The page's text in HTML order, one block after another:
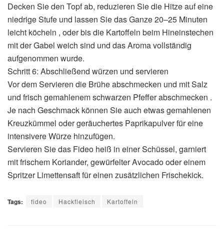
Decken Sie den Topf ab, reduzieren Sie die Hitze auf eine
niedrige Stufe und lassen Sie das Ganze 20–25 Minuten
leicht köcheln , oder bis die Kartoffeln beim Hineinstechen
mit der Gabel weich sind und das Aroma vollständig
aufgenommen wurde.
Schritt 6: Abschließend würzen und servieren
Vor dem Servieren die Brühe abschmecken und mit Salz
und frisch gemahlenem schwarzen Pfeffer abschmecken .
Je nach Geschmack können Sie auch etwas gemahlenen
Kreuzkümmel oder geräuchertes Paprikapulver für eine
intensivere Würze hinzufügen.
Servieren Sie das Fideo heiß in einer Schüssel, garniert
mit frischem Koriander, gewürfelter Avocado oder einem
Spritzer Limettensaft für einen zusätzlichen Frischekick.
Tags: fideo Hackfleisch Kartoffeln